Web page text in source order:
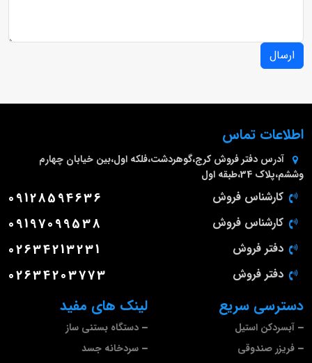
ارسال
لینک های مفید
دستگاه بستنی ساز
سردخانه جسد
دسترسی سریع
آبسردکن استیل
فریزر صندوقی
اطلاعات تماس
آدرس دفتر فروش کرج،گوهردشت،فلکه اول،بین خیابان چهارم
وششم،پلاک 34،طبقه اول
کارشناس فروش 09128594636
کارشناس فروش 09197099538
دفتر فروش 02634213231
دفتر فروش 02634203773